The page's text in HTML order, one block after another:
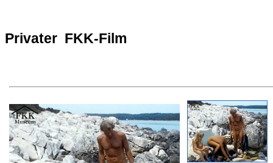
Privater FKK-Film